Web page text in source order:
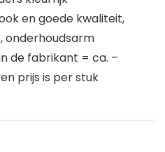
en goede kwaliteit,
onderhoudsarm
de fabrikant = ca. –
prijs is per stuk